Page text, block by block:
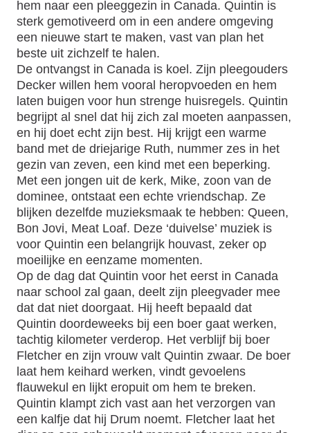
hem naar een pleeggezin in Canada. Quintin is
sterk gemotiveerd om in een andere omgeving
een nieuwe start te maken, vast van plan het
beste uit zichzelf te halen.
De ontvangst in Canada is koel. Zijn pleegouders
Decker willen hem vooral heropvoeden en hem
laten buigen voor hun strenge huisregels. Quintin
begrijpt al snel dat hij zich zal moeten aanpassen,
en hij doet echt zijn best. Hij krijgt een warme
band met de driejarige Ruth, nummer zes in het
gezin van zeven, een kind met een beperking.
Met een jongen uit de kerk, Mike, zoon van de
dominee, ontstaat een echte vriendschap. Ze
blijken dezelfde muzieksmaak te hebben: Queen,
Bon Jovi, Meat Loaf. Deze ‘duivelse’ muziek is
voor Quintin een belangrijk houvast, zeker op
moeilijke en eenzame momenten.
Op de dag dat Quintin voor het eerst in Canada
naar school zal gaan, deelt zijn pleegvader mee
dat dat niet doorgaat. Hij heeft bepaald dat
Quintin doordeweeks bij een boer gaat werken,
tachtig kilometer verderop. Het verblijf bij boer
Fletcher en zijn vrouw valt Quintin zwaar. De boer
laat hem keihard werken, vindt gevoelens
flauwekul en lijkt eropuit om hem te breken.
Quintin klampt zich vast aan het verzorgen van
een kalfje dat hij Drum noemt. Fletcher laat het